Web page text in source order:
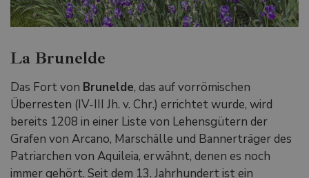
La Brunelde
Das Fort von Brunelde, das auf vorrömischen
Überresten (IV-III Jh. v. Chr.) errichtet wurde, wird
bereits 1208 in einer Liste von Lehensgütern der
Grafen von Arcano, Marschälle und Bannerträger des
Patriarchen von Aquileia, erwähnt, denen es noch
immer gehört. Seit dem 13. Jahrhundert ist ein